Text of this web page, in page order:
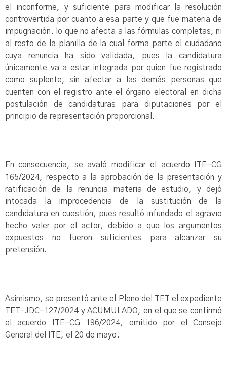
el inconforme, y suficiente para modificar la resolución
controvertida por cuanto a esa parte y que fue materia de
impugnación. lo que no afecta a las fórmulas completas, ni
al resto de la planilla de la cual forma parte el ciudadano
cuya renuncia ha sido validada, pues la candidatura
únicamente va a estar integrada por quien fue registrado
como suplente, sin afectar a las demás personas que
cuenten con el registro ante el órgano electoral en dicha
postulación de candidaturas para diputaciones por el
principio de representación proporcional.
En consecuencia, se avaló modificar el acuerdo ITE-CG
165/2024, respecto a la aprobación de la presentación y
ratificación de la renuncia materia de estudio, y dejó
intocada la improcedencia de la sustitución de la
candidatura en cuestión, pues resultó infundado el agravio
hecho valer por el actor, debido a que los argumentos
expuestos no fueron suficientes para alcanzar su
pretensión.
Asimismo, se presentó ante el Pleno del TET el expediente
TET-JDC-127/2024 y ACUMULADO, en el que se confirmó
el acuerdo ITE-CG 196/2024, emitido por el Consejo
General del ITE, el 20 de mayo.